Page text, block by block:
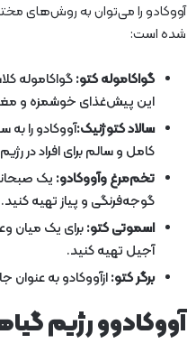
آووکادو را می‌توان به روش‌های
شده است:
گواکاموله کتو:گواکاموله
این پیش‌غذای خوشمزه و
سالاد کتوژنیک:آووکادو را
کامل و سالم برای افراد در
تخم‌مرغ وآووکادو: یک
گوجه‌فرنگی و پیاز تهیه کنید.
اسموتی کتو:برای یک میان
آجیل تهیه کنید.
برگر کتو:ازآووکادو به عنوان
آووکادوو رژیم